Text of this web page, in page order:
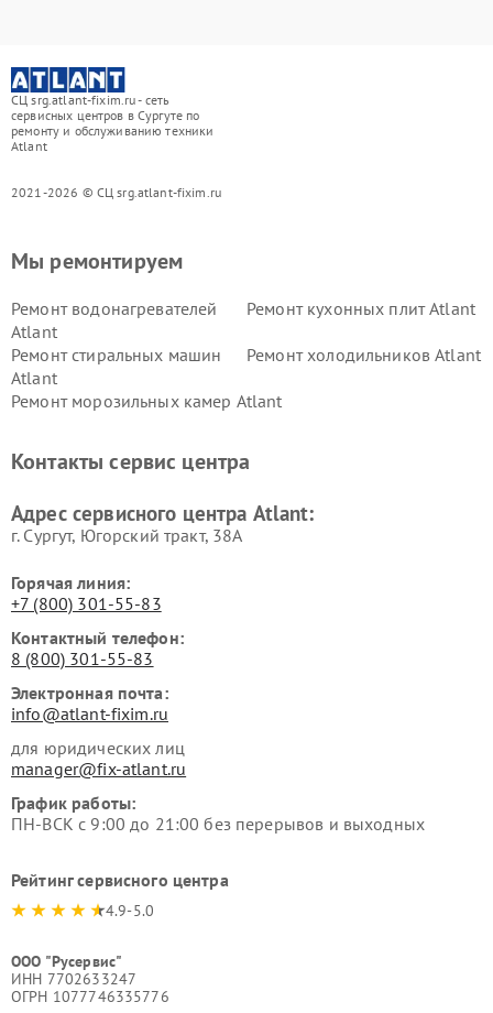
СЦ srg.atlant-fixim.ru - сеть
сервисных центров в Сургуте по
ремонту и обслуживанию техники
Atlant
2021-2026 © СЦ srg.atlant-fixim.ru
Мы ремонтируем
Ремонт водонагревателей
Atlant
Ремонт кухонных плит Atlant
Ремонт стиральных машин
Atlant
Ремонт холодильников Atlant
Ремонт морозильных камер Atlant
Контакты сервис центра
Адрес сервисного центра Atlant:
г. Сургут, Югорский тракт, 38А
Горячая линия:
+7 (800) 301-55-83
Контактный телефон:
8 (800) 301-55-83
Электронная почта:
info@atlant-fixim.ru
для юридических лиц
manager@fix-atlant.ru
График работы:
ПН-ВСК с 9:00 до 21:00 без перерывов и выходных
Рейтинг сервисного центра
4.9-5.0
ООО "Русервис"
ИНН 7702633247
ОГРН 1077746335776